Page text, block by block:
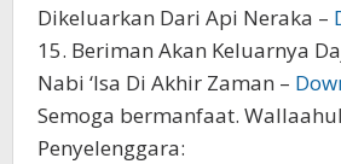
Dikeluarkan Dari Api Neraka –
15. Beriman Akan Keluarnya
Nabi ‘Isa Di Akhir Zaman –
Semoga bermanfaat.
Penyelenggara: